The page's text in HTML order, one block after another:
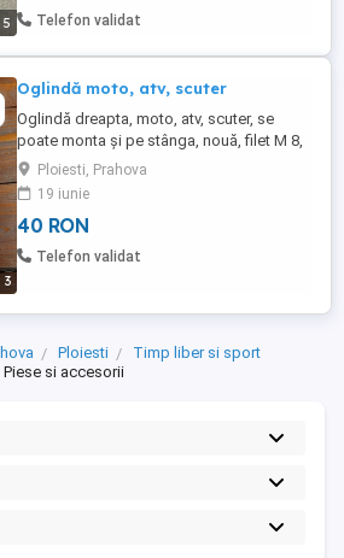
5 Telefon validat
3
Oglindă moto, atv, scuter
Oglindă dreapta, moto, atv, scuter, se
poate monta și pe stânga, nouă, filet M 8,
Kara Lampa Italia.
Ploiesti, Prahova
19 iunie
40 RON
Telefon validat
Ploiesti
Timp liber si sport
Piese si accesorii